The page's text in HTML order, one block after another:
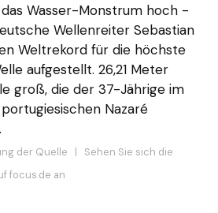
Wasser-Monstrum hoch -
Wellenreiter Sebastian
Weltrekord für die höchste
aufgestellt. 26,21 Meter
groß, die der 37-Jährige im
Nazaré
der Quelle | Sehen Sie sich die
focus.de an